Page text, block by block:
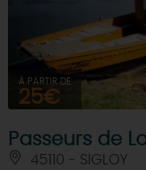
À PARTIR DE
25€
Passeurs de
45110 - SIGLOY